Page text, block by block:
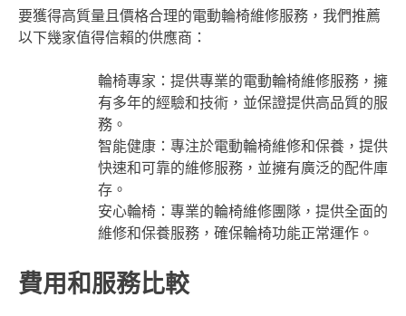
要獲得高質量且價格合理的電動輪椅維修服務，我們推薦
以下幾家值得信賴的供應商：
輪椅專家：提供專業的電動輪椅維修服務，擁
有多年的經驗和技術，並保證提供高品質的服
務。
智能健康：專注於電動輪椅維修和保養，提供
快速和可靠的維修服務，並擁有廣泛的配件庫
存。
安心輪椅：專業的輪椅維修團隊，提供全面的
維修和保養服務，確保輪椅功能正常運作。
費用和服務比較